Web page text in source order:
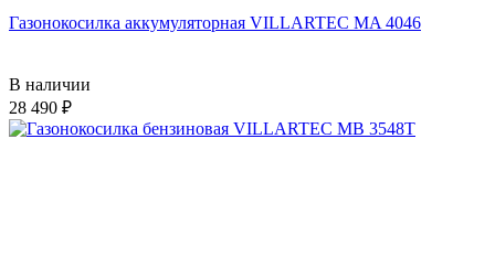
Газонокосилка аккумуляторная VILLARTEC MA 4046
В наличии
28 490